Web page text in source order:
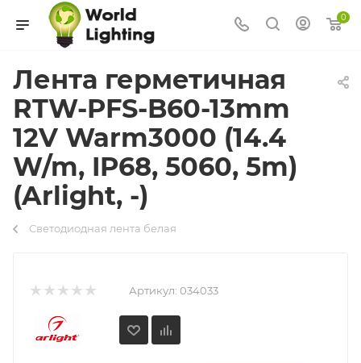
0
Лента герметичная
RTW-PFS-B60-13mm
12V Warm3000 (14.4
W/m, IP68, 5060, 5m)
(Arlight, -)
Светодиодная лента белая
Артикул: 034033